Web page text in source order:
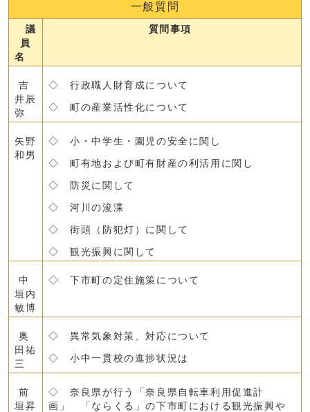
一般質問
議
員
名
質問事項
吉
井辰
弥
◇ 行政職人財育成について
◇ 町の産業活性化について
矢野
和男
◇ 小・中学生・園児の安全に関し
◇ 町有地および町有財産の利活用に関し
◇ 防災に関して
◇ 河川の浚渫
◇ 街頭（防犯灯）に関して
◇ 観光振興に関して
中
垣内
敏博
◇ 下市町の定住施策について
奥
田祐
三
◇ 異常気象対策、対応について
◇ 小中一貫校の進捗状況は
前
垣昇
◇ 奈良県が行う「奈良県自転車利用促進計
画」 「ならくる」の下市町における観光振興や